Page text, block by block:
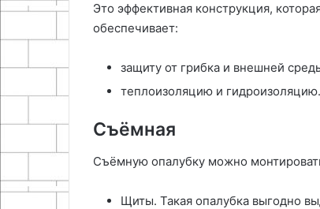
Это эффективная конструкция,
обеспечивает:
защиту от грибка и внешней
теплоизоляцию и гидроизоляцию.
Съёмная
Съёмную опалубку можно
Щиты. Такая опалубка выгодно